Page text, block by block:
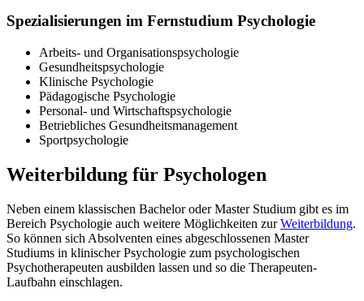
Spezialisierungen im Fernstudium Psychologie
Arbeits- und Organisationspsychologie
Gesundheitspsychologie
Klinische Psychologie
Pädagogische Psychologie
Personal- und Wirtschaftspsychologie
Betriebliches Gesundheitsmanagement
Sportpsychologie
Weiterbildung für Psychologen
Neben einem klassischen Bachelor oder Master Studium gibt es im
Bereich Psychologie auch weitere Möglichkeiten zurWeiterbildung.
So können sich Absolventen eines abgeschlossenen Master
Studiums in klinischer Psychologie zum psychologischen
Psychotherapeuten ausbilden lassen und so die Therapeuten-
Laufbahn einschlagen.